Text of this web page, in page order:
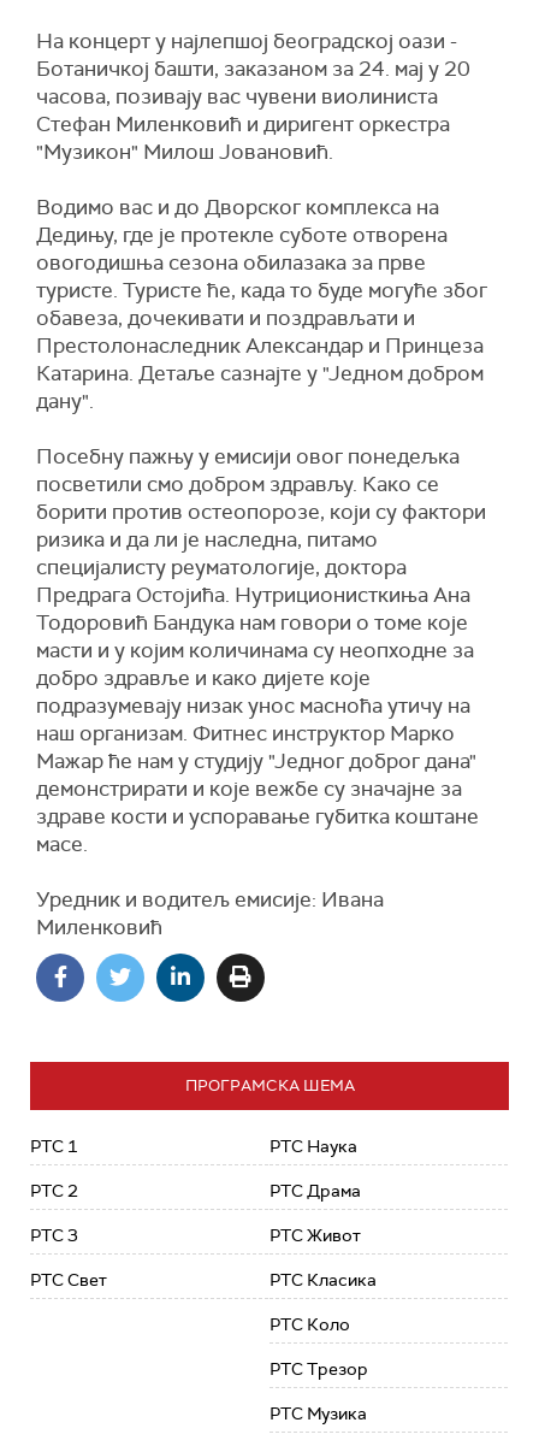
На концерт у најлепшој београдској оази -
Ботаничкој башти, заказаном за 24. мај у 20
часова, позивају вас чувени виолиниста
Стефан Миленковић и диригент оркестра
"Музикон" Милош Јовановић.
Водимо вас и до Дворског комплекса на
Дедињу, где је протекле суботе отворена
овогодишња сезона обилазака за прве
туристе. Туристе ће, када то буде могуће због
обавеза, дочекивати и поздрављати и
Престолонаследник Александар и Принцеза
Катарина. Детаље сазнајте у "Једном добром
дану".
Посебну пажњу у емисији овог понедељка
посветили смо добром здрављу. Како се
борити против остеопорозе, који су фактори
ризика и да ли је наследна, питамо
специјалисту реуматологије, доктора
Предрага Остојића. Нутриционисткиња Ана
Тодоровић Бандука нам говори о томе које
масти и у којим количинама су неопходне за
добро здравље и како дијете које
подразумевају низак унос масноћа утичу на
наш организам. Фитнес инструктор Марко
Мажар ће нам у студију "Једног доброг дана"
демонстрирати и које вежбе су значајне за
здраве кости и успоравање губитка коштане
масе.
Уредник и водитељ емисије: Ивана
Миленковић
ПРОГРАМСКА ШЕМА
РТС 1
РТС 2
РТС 3
РТС Свет
РТС Наука
РТС Драма
РТС Живот
РТС Класика
РТС Коло
РТС Трезор
РТС Музика